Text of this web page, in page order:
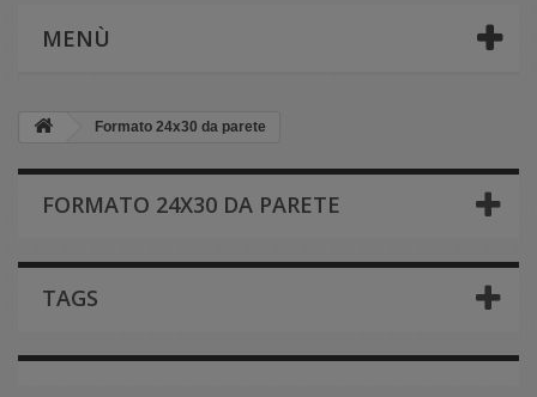
MENÙ
Formato 24x30 da parete
FORMATO 24X30 DA PARETE
TAGS